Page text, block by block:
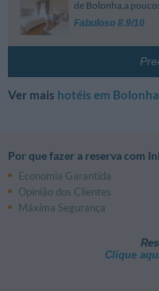
de Bolonha,a
Fabuloso 8.9/10
Ver mais hotéis em Bolonha
Por que fazer a reserva com
Economia Garantida
Opinião dos Clientes
Máxima Segurança
Clique